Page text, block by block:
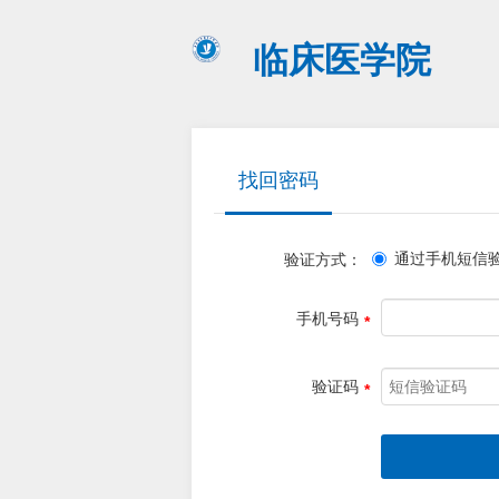
临床医学院
找回密码
验证方式： 通过手机短信
手机号码
验证码